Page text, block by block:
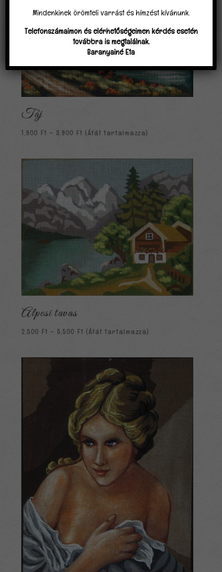
Táj
1,900 Ft – 3,900 Ft Ártartomány:
(Áfát tartalmazza)
Alpesi tavas
2,500 Ft – 5,500 Ft Ártartomány:
(Áfát tartalmazza)
Mindenkinek örömteli varrást és hímzést kívánunk.
Telefonszámaimon és elérhetőségeimen kérdés esetén
továbbra is megtalálnak.
Baranyainé Eta